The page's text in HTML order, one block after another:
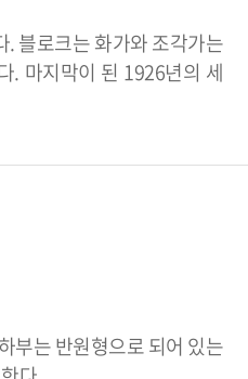
블로크는 화가와 조각가는
. 마지막이 된 1926년의 세
부는 반원형으로 되어 있는